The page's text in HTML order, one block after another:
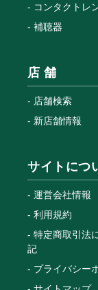
コンタクトレ
補聴器
店 舗
店舗検索
新店舗情報
サイトにつ
運営会社情報
利用規約
特定商取引法
記
プライバシー